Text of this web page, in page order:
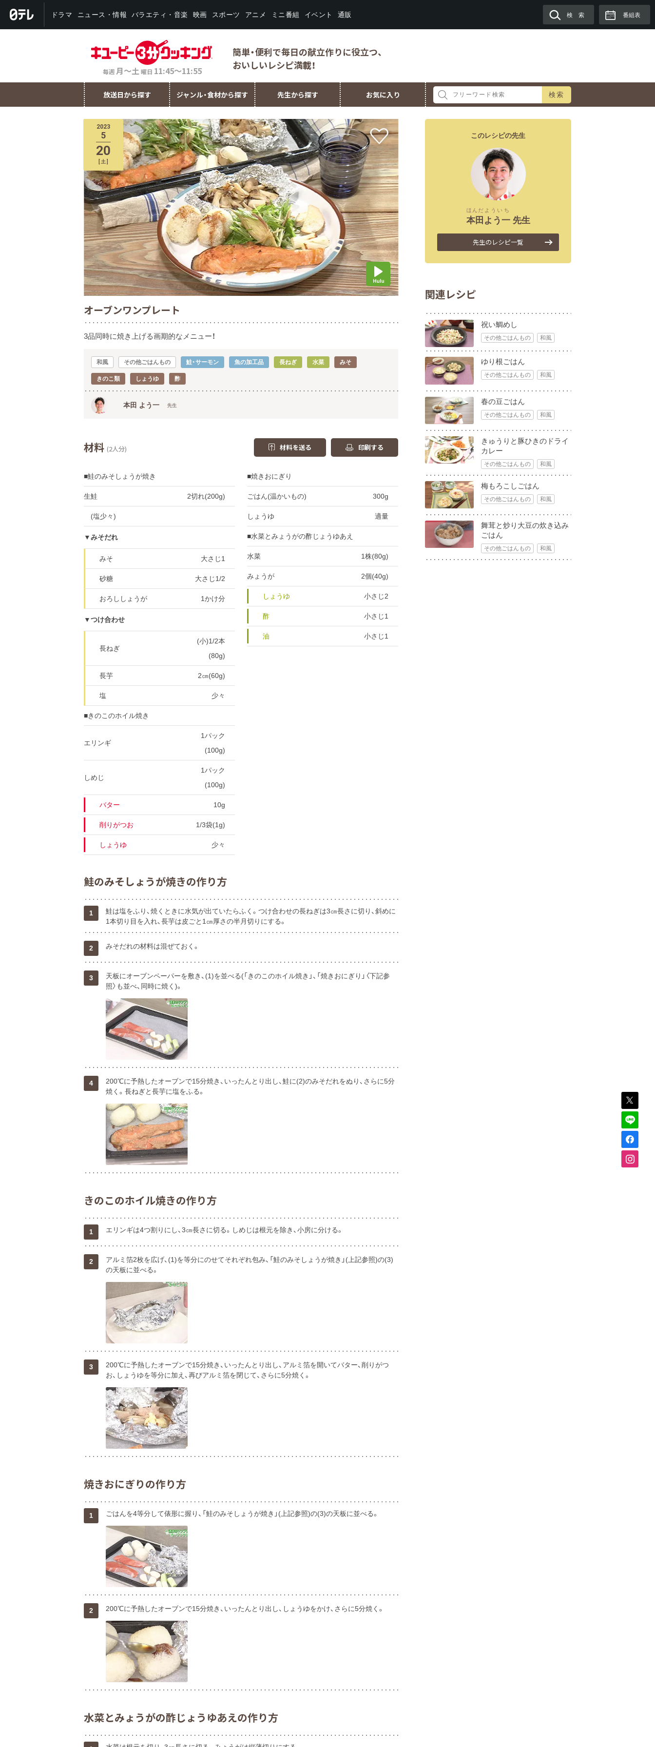
ドラマ ニュース・情報 バラエティ・音楽 映画 スポーツ アニメ ミニ番組 イベント 通販 検 索 番組表
毎週月～土 曜日 11:45～11:55
簡単・便利で毎日の献立作りに役立つ、
おいしいレシピ満載！
放送日から探す ジャンル・食材から探す 先生から探す お気に入り 検索
2023
5
20
土]
オーブンワンプレート
3品同時に焼き上げる画期的なメニュー！
和風 その他ごはんもの 鮭・サーモン 魚の加工品 長ねぎ 水菜 みそ
きのこ類 しょうゆ 酢
本田 よう一 先生
材料 (2人分) 材料を送る 印刷する
■鮭のみそしょうが焼き
生鮭 2切れ(200g)
(塩少々)
▼みそだれ
みそ 大さじ1
砂糖 大さじ1/2
おろししょうが 1かけ分
▼つけ合わせ
長ねぎ
(小)1/2本
(80g)
長芋 2㎝(60g)
塩 少々
■きのこのホイル焼き
エリンギ
1パック
(100g)
しめじ
1パック
(100g)
バター 10g
削りがつお 1/3袋(1g)
しょうゆ 少々
■焼きおにぎり
ごはん(温かいもの) 300g
しょうゆ 適量
■水菜とみょうがの酢じょうゆあえ
水菜 1株(80g)
みょうが 2個(40g)
しょうゆ 小さじ2
酢 小さじ1
油 小さじ1
鮭のみそしょうが焼きの作り方
1
鮭は塩をふり、焼くときに水気が出ていたらふく。つけ合わせの長ねぎは3㎝長さに切り、斜めに
1本切り目を入れ、長芋は皮ごと1㎝厚さの半月切りにする。
2 みそだれの材料は混ぜておく。
3
天板にオーブンペーパーを敷き、(1)を並べる(「きのこのホイル焼き」、「焼きおにぎり」〈下記参
照〉も並べ、同時に焼く)。
4
200℃に予熱したオーブンで15分焼き、いったんとり出し、鮭に(2)のみそだれをぬり、さらに5分
焼く。長ねぎと長芋に塩をふる。
きのこのホイル焼きの作り方
1 エリンギは4つ割りにし、3㎝長さに切る。しめじは根元を除き、小房に分ける。
2
アルミ箔2枚を広げ、(1)を等分にのせてそれぞれ包み、「鮭のみそしょうが焼き」(上記参照)の(3)
の天板に並べる。
3
200℃に予熱したオーブンで15分焼き、いったんとり出し、アルミ箔を開いてバター、削りがつ
お、しょうゆを等分に加え、再びアルミ箔を閉じて、さらに5分焼く。
焼きおにぎりの作り方
1 ごはんを4等分して俵形に握り、「鮭のみそしょうが焼き」(上記参照)の(3)の天板に並べる。
2 200℃に予熱したオーブンで15分焼き、いったんとり出し、しょうゆをかけ、さらに5分焼く。
水菜とみょうがの酢じょうゆあえの作り方
このレシピの先生
本田
ほんだ
よう一
よういち
先生
先生のレシピ一覧
関連レシピ
祝い鯛めし
その他ごはんもの 和風
ゆり根ごはん
その他ごはんもの 和風
春の豆ごはん
その他ごはんもの 和風
きゅうりと豚ひきのドライ
カレー
その他ごはんもの 和風
梅もろこしごはん
その他ごはんもの 和風
舞茸と炒り大豆の炊き込み
ごはん
その他ごはんもの 和風